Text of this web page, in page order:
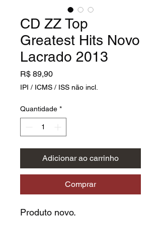
CD ZZ Top
Greatest Hits Novo
Lacrado 2013
R$ 89,90Preço
IPI / ICMS / ISS não incl.
Quantidade *
Adicionar ao carrinho
Comprar
Produto novo.